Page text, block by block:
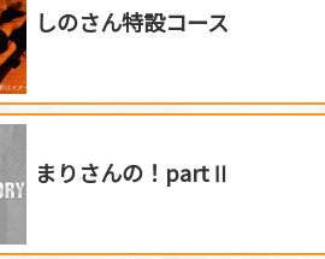
しのさん特設コース
まりさんの！partⅡ